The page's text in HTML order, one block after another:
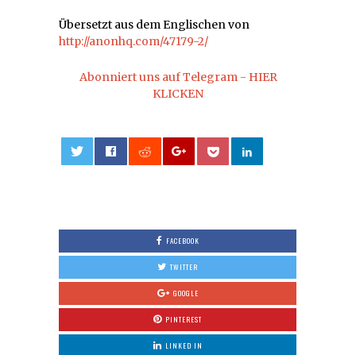
Übersetzt aus dem Englischen von
http://anonhq.com/47179-2/
Abonniert uns auf Telegram - HIER
KLICKEN
FACEBOOK
TWITTER
GOOGLE
PINTEREST
LINKED IN